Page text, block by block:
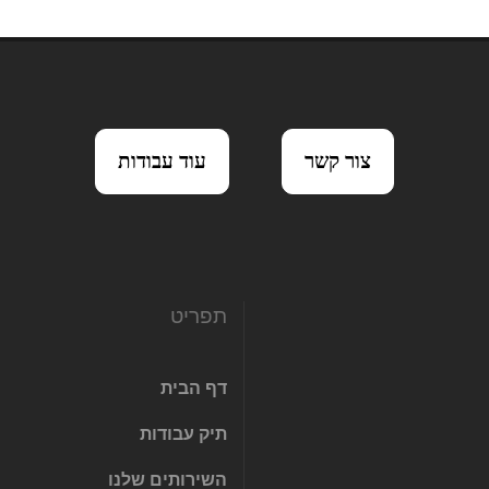
צור קשר עוד עבודות
תפריט
דף הבית
תיק עבודות
השירותים שלנו